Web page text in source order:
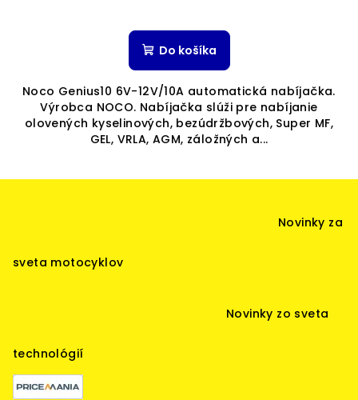
Do košíka
Noco Genius10 6V-12V/10A automatická nabíjačka.
Výrobca NOCO. Nabíjačka slúži pre nabíjanie
olovených kyselinových, bezúdržbových, Super MF,
GEL, VRLA, AGM, záložných a...
Novinky za
sveta motocyklov
Novinky zo sveta
technológií